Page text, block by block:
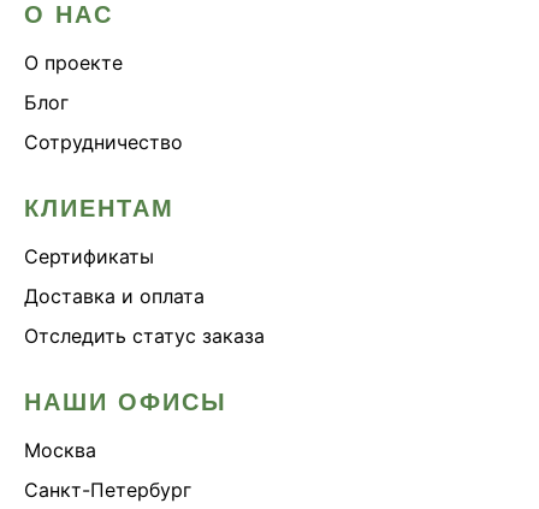
О НАС
О проекте
Блог
Сотрудничество
КЛИЕНТАМ
Сертификаты
Доставка и оплата
Отследить статус заказа
НАШИ ОФИСЫ
Москва
Санкт-Петербург